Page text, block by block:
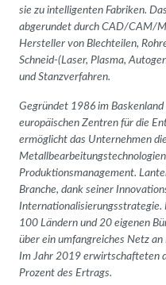
sie zu intelligenten Fabriken.
abgerundet durch CAD/CAM/
Hersteller von Blechteilen,
Schneid-(Laser, Plasma,
und Stanzverfahren.
Gegründet 1986 im
europäischen Zentren für die
ermöglicht das Unternehmen
Produktionsmanagement.
Branche, dank seiner
100 Ländern und 20 eigenen
über ein umfangreiches Netz
Im Jahr 2019 erwirtschafteten
Prozent des Ertrags.